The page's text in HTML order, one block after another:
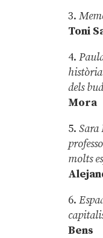
3.
Toni
4.
història
dels
Mora
5.Sara
molts
6.
Bens